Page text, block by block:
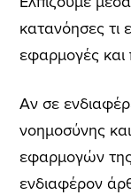
κατανόησες τι
εφαρμογές
Αν σε
νοημοσύνης
εφαρμογών
ενδιαφέρον